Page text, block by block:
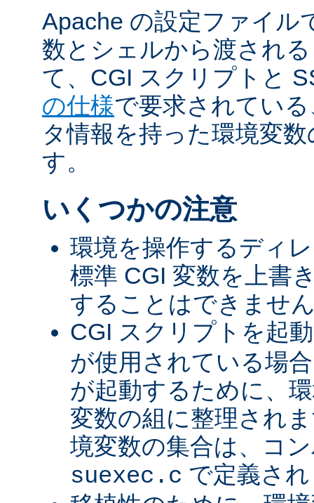
Apache の設定ファイル
数とシェルから渡され
て、CGI スクリプトと
の仕様で要求されてい
タ情報を持った環境変
す。
いくつかの注意
環境を操作するディ
標準 CGI 変数を上書
することはできませ
CGI スクリプトを起
が使用されている場
が起動するために、
変数の組に整理され
境変数の集合は、コ
suexec.c で定義さ